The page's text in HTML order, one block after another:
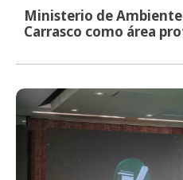
Ministerio de
Carrasco como área